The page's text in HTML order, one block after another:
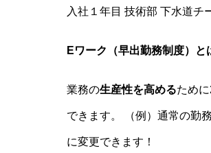
入社１年目 技術部 下水道チ
Eワーク（早出勤務制度）と
業務の生産性を高めるため
できます。 （例）通常の勤
に変更できます！